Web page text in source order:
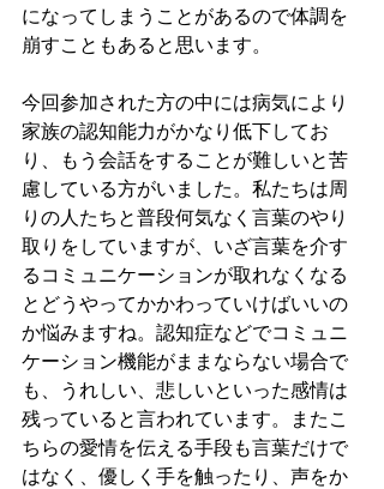
になってしまうことがあるので体調を
崩すこともあると思います。
今回参加された方の中には病気により
家族の認知能力がかなり低下してお
り、もう会話をすることが難しいと苦
慮している方がいました。私たちは周
りの人たちと普段何気なく言葉のやり
取りをしていますが、いざ言葉を介す
るコミュニケーションが取れなくなる
とどうやってかかわっていけばいいの
か悩みますね。認知症などでコミュニ
ケーション機能がままならない場合で
も、うれしい、悲しいといった感情は
残っていると言われています。またこ
ちらの愛情を伝える手段も言葉だけで
はなく、優しく手を触ったり、声をか